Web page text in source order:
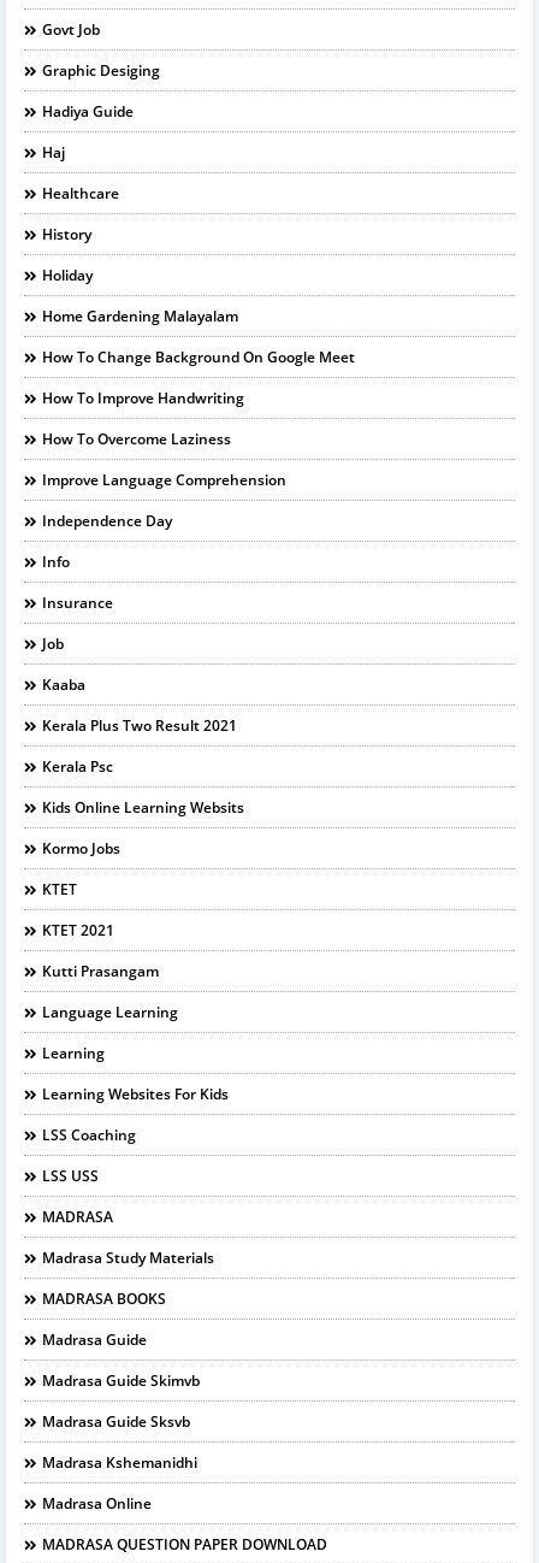
Govt Job
Graphic Desiging
Hadiya Guide
Haj
Healthcare
History
Holiday
Home Gardening Malayalam
How To Change Background On Google Meet
How To Improve Handwriting
How To Overcome Laziness
Improve Language Comprehension
Independence Day
Info
Insurance
Job
Kaaba
Kerala Plus Two Result 2021
Kerala Psc
Kids Online Learning Websits
Kormo Jobs
KTET
KTET 2021
Kutti Prasangam
Language Learning
Learning
Learning Websites For Kids
LSS Coaching
LSS USS
MADRASA
Madrasa Study Materials
MADRASA BOOKS
Madrasa Guide
Madrasa Guide Skimvb
Madrasa Guide Sksvb
Madrasa Kshemanidhi
Madrasa Online
MADRASA QUESTION PAPER DOWNLOAD